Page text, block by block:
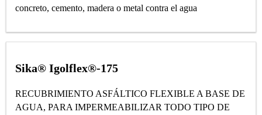
concreto, cemento, madera o metal contra el agua
Sika® Igolflex®-175
RECUBRIMIENTO ASFÁLTICO FLEXIBLE A BASE DE
AGUA, PARA IMPERMEABILIZAR TODO TIPO DE